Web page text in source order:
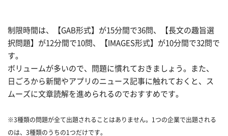
制限時間は、【GAB形式】が15分間で36問、【長文の趣旨選
択問題】が12分間で10問、【IMAGES形式】が10分間で32問で
す。
ボリュームが多いので、問題に慣れておきましょう。また、
日ごろから新聞やアプリのニュース記事に触れておくと、ス
ムーズに文章読解を進められるのでおすすめです。
※3種類の問題が全て出題されることはありません。1つの企業で出題される
のは、3種類のうちの1つだけです。